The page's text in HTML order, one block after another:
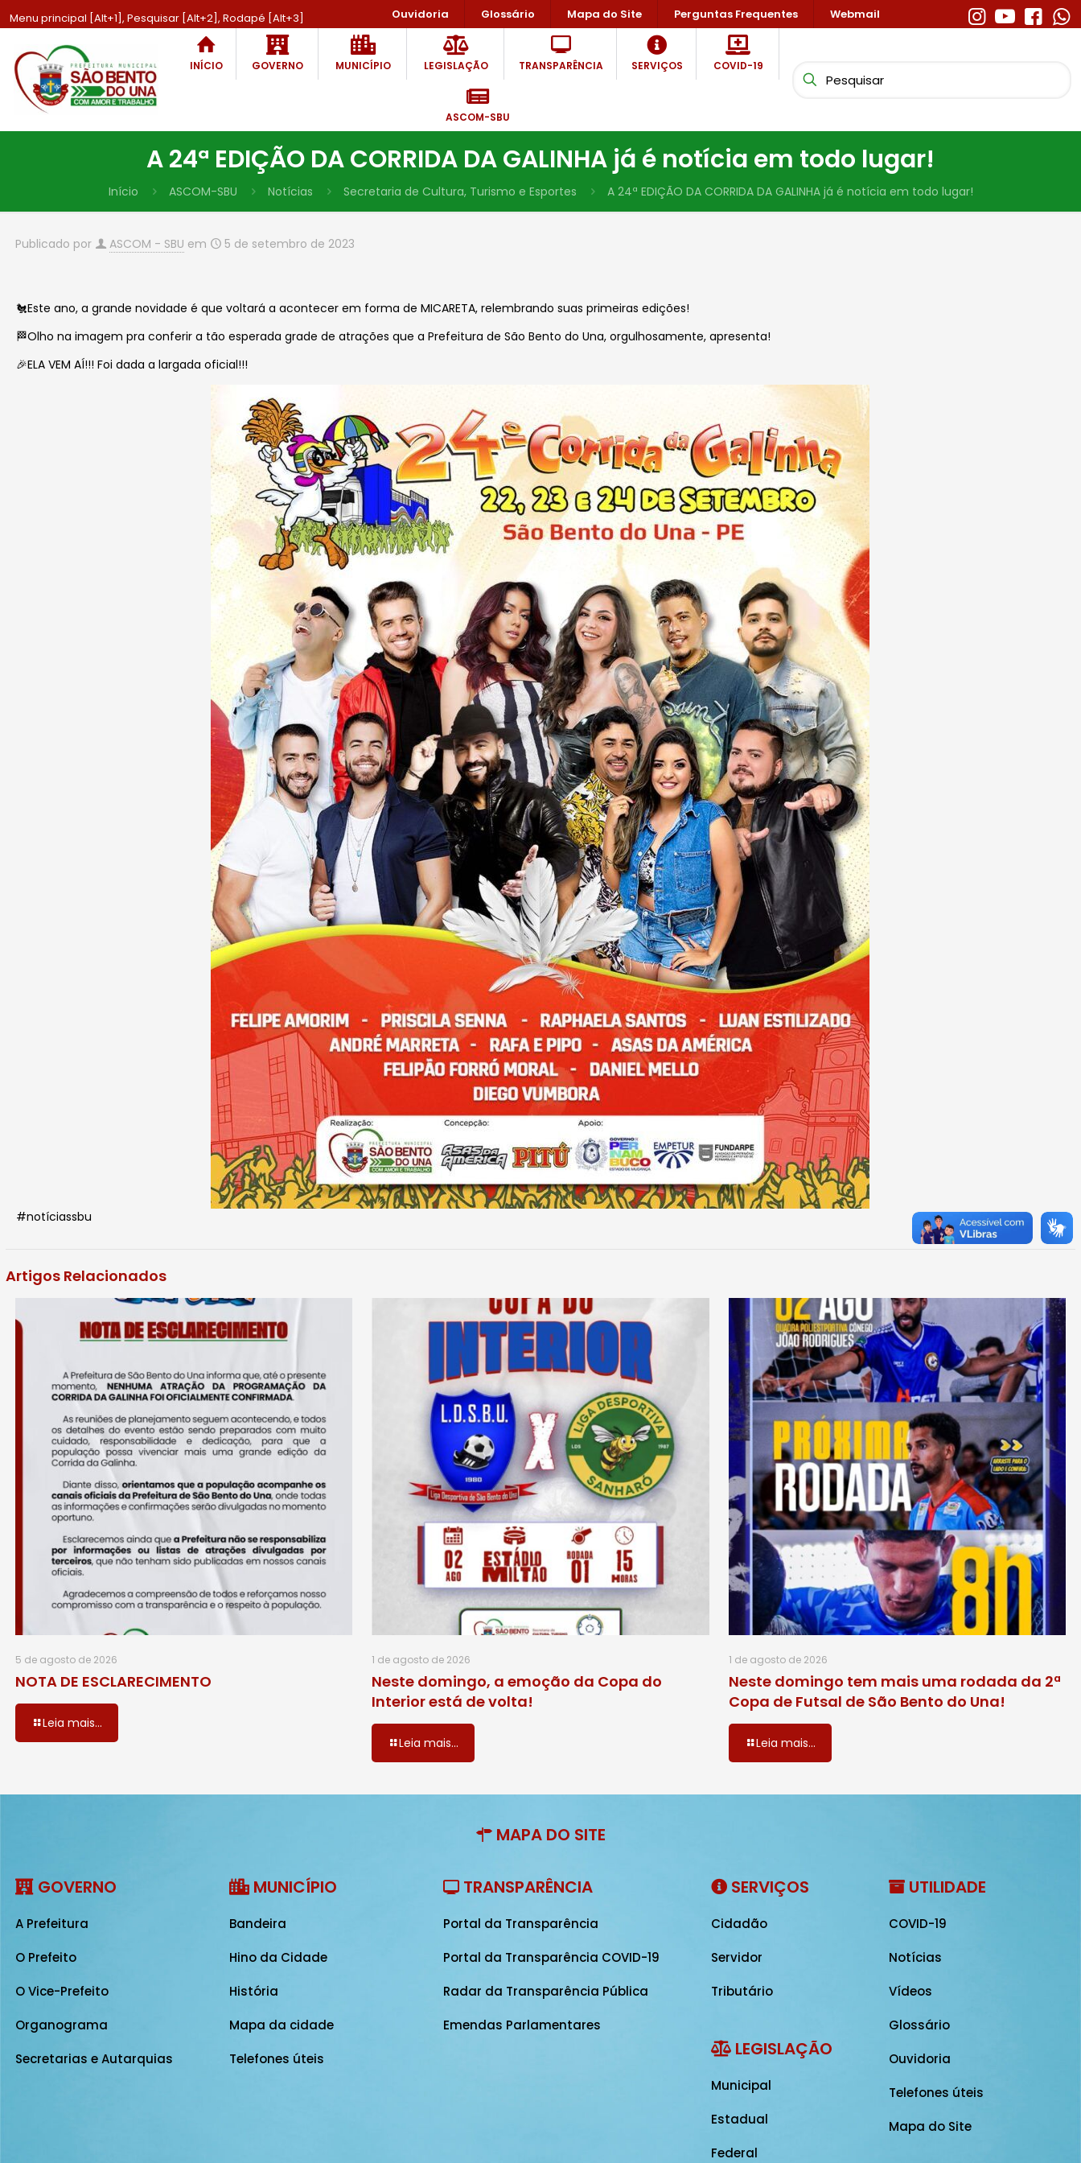
Menu principal [Alt+1], Pesquisar [Alt+2], Rodapé [Alt+3] Ouvidoria Glossário Mapa do Site Perguntas Frequentes Webmail
INÍCIO GOVERNO MUNICÍPIO LEGISLAÇÃO TRANSPARÊNCIA SERVIÇOS COVID-19
ASCOM-SBU
A 24ª EDIÇÃO DA CORRIDA DA GALINHA já é notícia em todo lugar!
Início ASCOM-SBU Notícias Secretaria de Cultura, Turismo e Esportes A 24ª EDIÇÃO DA CORRIDA DA GALINHA já é notícia em todo lugar!
Publicado por ASCOM - SBU em 5 de setembro de 2023
🐔Este ano, a grande novidade é que voltará a acontecer em forma de MICARETA, relembrando suas primeiras edições!
🏁Olho na imagem pra conferir a tão esperada grade de atrações que a Prefeitura de São Bento do Una, orgulhosamente, apresenta!
🎉ELA VEM AÍ!!! Foi dada a largada oficial!!!
#notíciassbu
Artigos Relacionados
5 de agosto de 2026
NOTA DE ESCLARECIMENTO
Leia mais...
1 de agosto de 2026
Neste domingo, a emoção da Copa do
Interior está de volta!
Leia mais...
1 de agosto de 2026
Neste domingo tem mais uma rodada da 2ª
Copa de Futsal de São Bento do Una!
Leia mais...
MAPA DO SITE
GOVERNO
A Prefeitura
O Prefeito
O Vice-Prefeito
Organograma
Secretarias e Autarquias
MUNICÍPIO
Bandeira
Hino da Cidade
História
Mapa da cidade
Telefones úteis
TRANSPARÊNCIA
Portal da Transparência
Portal da Transparência COVID-19
Radar da Transparência Pública
Emendas Parlamentares
SERVIÇOS
Cidadão
Servidor
Tributário
LEGISLAÇÃO
Municipal
Estadual
Federal
UTILIDADE
COVID-19
Notícias
Vídeos
Glossário
Ouvidoria
Telefones úteis
Mapa do Site